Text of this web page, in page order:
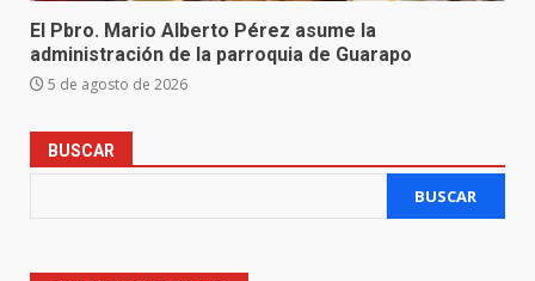
El Pbro. Mario Alberto Pérez asume la
administración de la parroquia de Guarapo
5 de agosto de 2026
BUSCAR
BUSCAR